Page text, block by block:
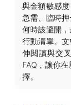
與金額敏感
急需、臨時
何時該避開
行動清單。
伸閱讀與交
FAQ，讓你
擇。